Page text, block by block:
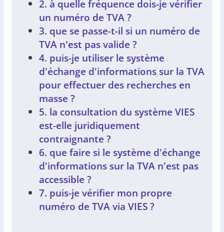
2. à quelle fréquence dois-je vérifier
un numéro de TVA ?
3. que se passe-t-il si un numéro de
TVA n'est pas valide ?
4. puis-je utiliser le système
d'échange d'informations sur la TVA
pour effectuer des recherches en
masse ?
5. la consultation du système VIES
est-elle juridiquement
contraignante ?
6. que faire si le système d'échange
d'informations sur la TVA n'est pas
accessible ?
7. puis-je vérifier mon propre
numéro de TVA via VIES ?